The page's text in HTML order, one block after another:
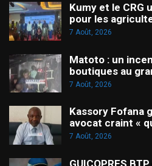
Kumy et le CRG
pour les
7 Août, 2026
Matoto : un
boutiques au
7 Août, 2026
Kassory Fofana
avocat craint «
7 Août, 2026
GUICOPRES